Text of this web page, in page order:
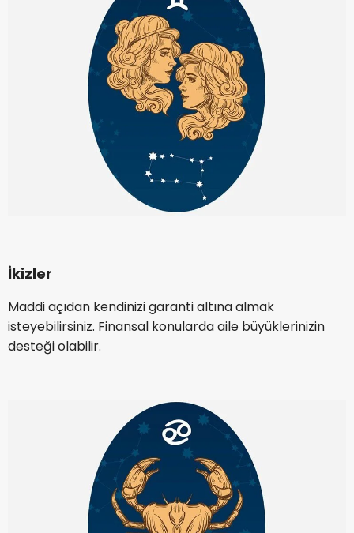
İkizler
Maddi açıdan kendinizi garanti altına almak
isteyebilirsiniz. Finansal konularda aile büyüklerinizin
desteği olabilir.